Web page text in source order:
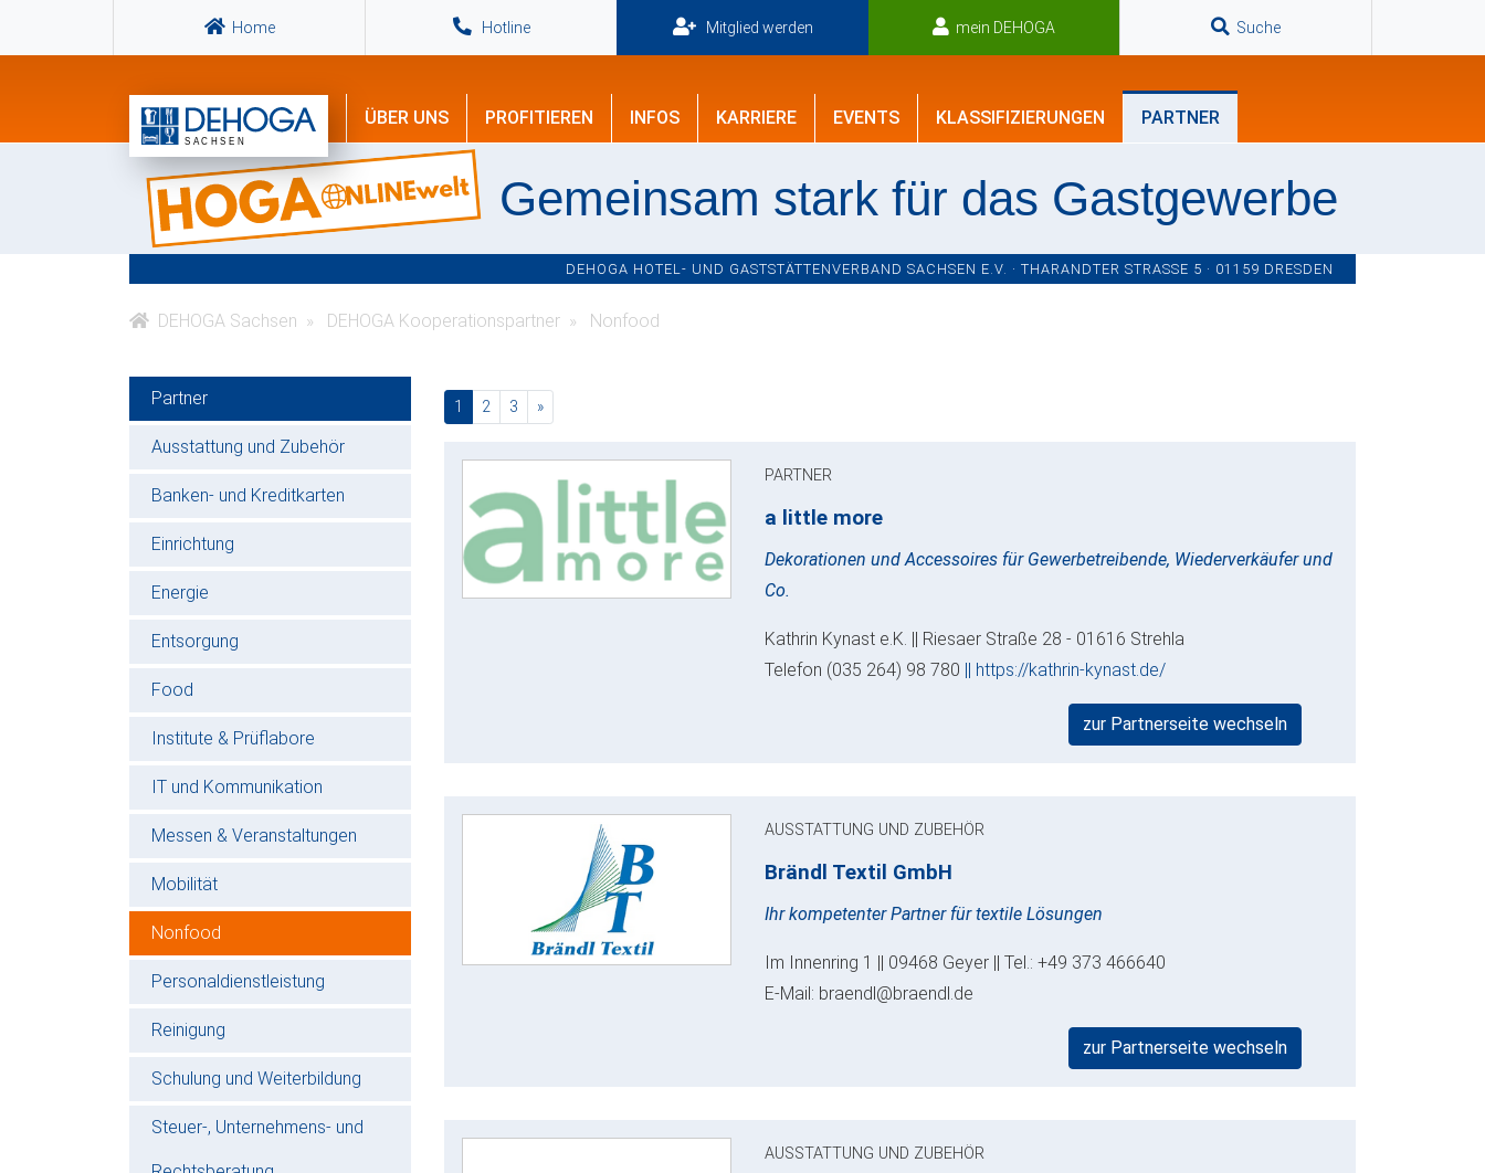
Home Hotline Mitglied werden mein DEHOGA Suche
ÜBER UNS PROFITIEREN INFOS KARRIERE EVENTS KLASSIFIZIERUNGEN PARTNER
Gemeinsam stark für das Gastgewerbe
DEHOGA HOTEL- UND GASTSTÄTTENVERBAND SACHSEN E.V. · THARANDTER STRASSE 5 · 01159 DRESDEN
DEHOGA Sachsen DEHOGA Kooperationspartner Nonfood
Partner
Ausstattung und Zubehör
Banken- und Kreditkarten
Einrichtung
Energie
Entsorgung
Food
Institute & Prüflabore
IT und Kommunikation
Messen & Veranstaltungen
Mobilität
Nonfood
Personaldienstleistung
Reinigung
Schulung und Weiterbildung
Steuer-, Unternehmens- und
1 (current)
2 3 »nächste
PARTNER
a little more
Dekorationen und Accessoires für Gewerbetreibende, Wiederverkäufer und
Co.
Kathrin Kynast e.K. || Riesaer Straße 28 - 01616 Strehla
Telefon (035 264) 98 780 || https://kathrin-kynast.de/
zur Partnerseite wechseln
AUSSTATTUNG UND ZUBEHÖR
Brändl Textil GmbH
Ihr kompetenter Partner für textile Lösungen
Im Innenring 1 || 09468 Geyer || Tel.: +49 373 466640
E-Mail: braendl@braendl.de
zur Partnerseite wechseln
AUSSTATTUNG UND ZUBEHÖR